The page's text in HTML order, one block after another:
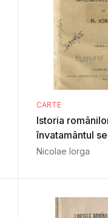
CARTE
Istoria
învatamântul
Nicolae Iorga